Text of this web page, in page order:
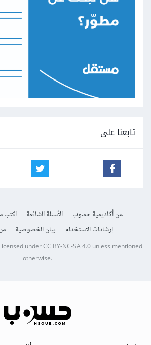
تابعنا على
عن أكاديمية حسوب الأسئلة الشائعة اكتب
إرشادات الاستخدام
بيان الخصوصية
licensed underCC BY-NC-SA 4.0unless mentioned
otherwise.